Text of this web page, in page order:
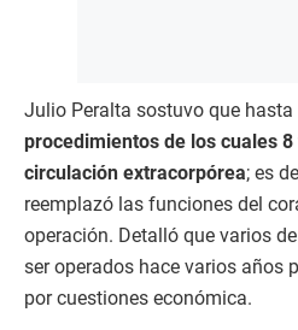
Julio Peralta sostuvo que hasta
procedimientos de los cuales
circulación extracorpórea; es
reemplazó las funciones del
operación. Detalló que varios
ser operados hace varios años
por cuestiones económica.